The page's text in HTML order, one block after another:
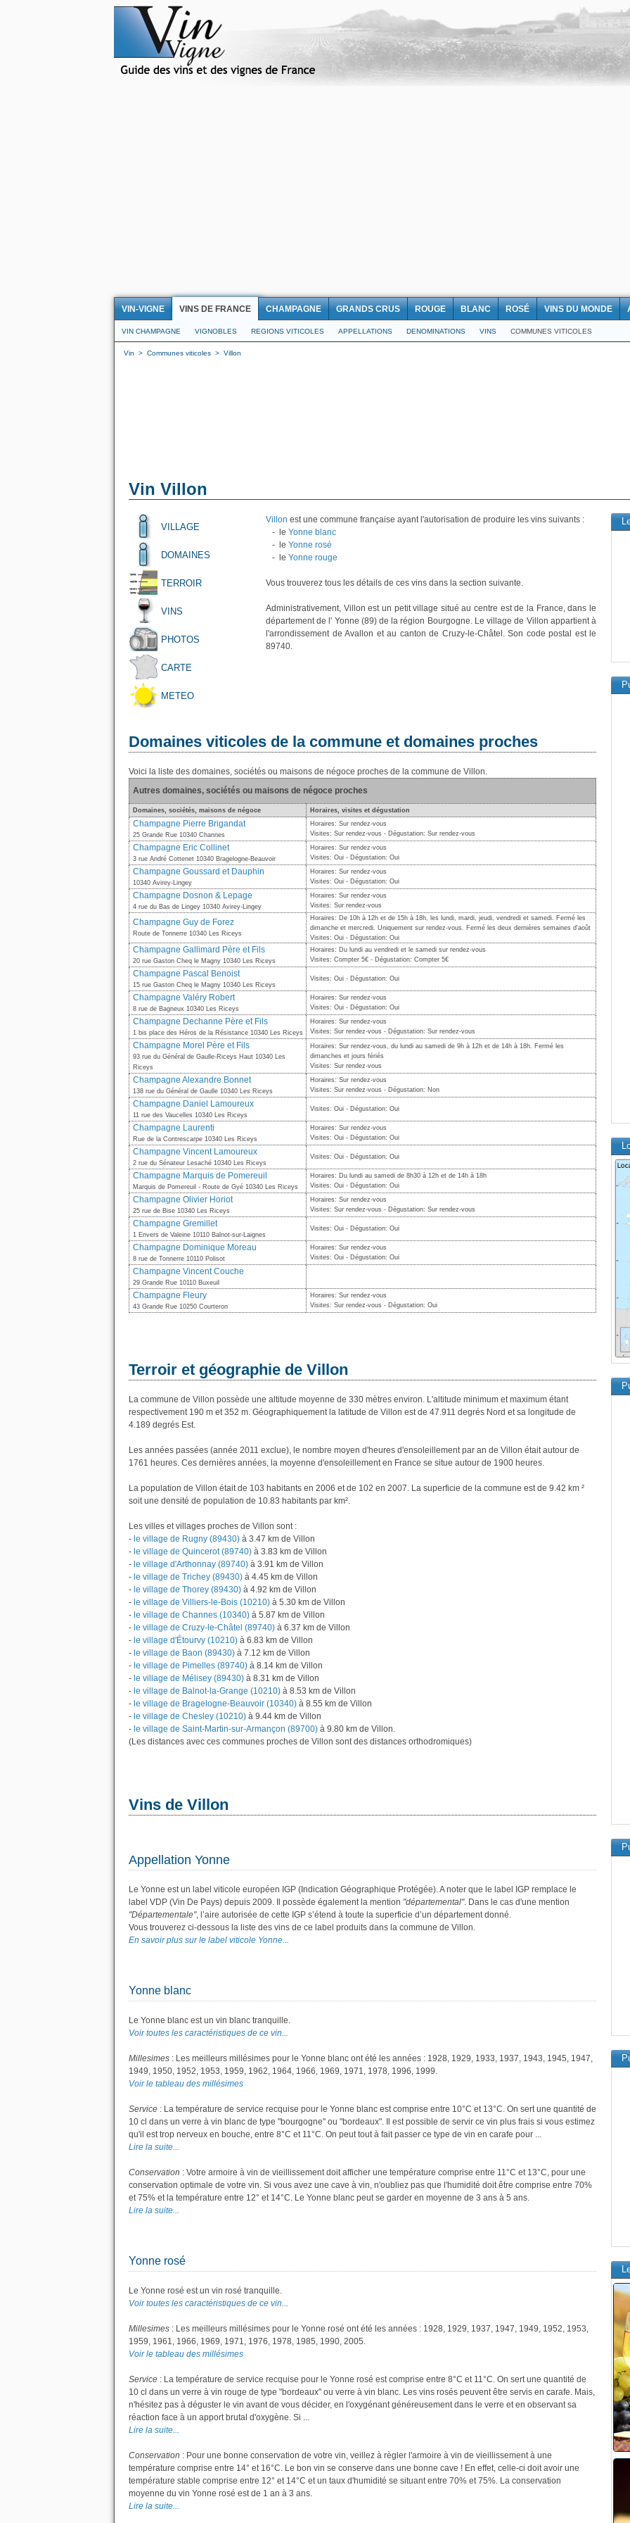
VIN-VIGNE VINS DE FRANCE CHAMPAGNE GRANDS CRUS ROUGE BLANC ROSÉ VINS DU MONDE
VIN CHAMPAGNE VIGNOBLES REGIONS VITICOLES APPELLATIONS DENOMINATIONS VINS COMMUNES VITICOLES
Vin > Communes viticoles > Villon
Vin Villon
VILLAGE
DOMAINES
TERROIR
VINS
PHOTOS
CARTE
METEO
Villon est une commune française ayant l'autorisation de produire les vins suivants :
- le Yonne blanc
- le Yonne rosé
- le Yonne rouge
Vous trouverez tous les détails de ces vins dans la section suivante.
Administrativement, Villon est un petit village situé au centre est de la France, dans le
département de l' Yonne (89) de la région Bourgogne. Le village de Villon appartient à
l'arrondissement de Avallon et au canton de Cruzy-le-Châtel. Son code postal est le
89740.
Domaines viticoles de la commune et domaines proches
Voici la liste des domaines, sociétés ou maisons de négoce proches de la commune de Villon.
Autres domaines, sociétés ou maisons de négoce proches
Domaines, sociétés, maisons de négoce Horaires, visites et dégustation
Champagne Pierre Brigandat
25 Grande Rue 10340 Channes
Horaires: Sur rendez-vous
Visites: Sur rendez-vous - Dégustation: Sur rendez-vous
Champagne Eric Collinet
3 rue André Cottenet 10340 Bragelogne-Beauvoir
Horaires: Sur rendez-vous
Visites: Oui - Dégustation: Oui
Champagne Goussard et Dauphin
10340 Avirey-Lingey
Horaires: Sur rendez-vous
Visites: Oui - Dégustation: Oui
Champagne Dosnon & Lepage
4 rue du Bas de Lingey 10340 Avirey-Lingey
Horaires: Sur rendez-vous
Visites: Sur rendez-vous
Champagne Guy de Forez
Route de Tonnerre 10340 Les Riceys
Horaires: De 10h à 12h et de 15h à 18h, les lundi, mardi, jeudi, vendredi et samedi. Fermé les
dimanche et mercredi. Uniquement sur rendez-vous. Fermé les deux dernières semaines d'août
Visites: Oui - Dégustation: Oui
Champagne Gallimard Père et Fils
20 rue Gaston Cheq le Magny 10340 Les Riceys
Horaires: Du lundi au vendredi et le samedi sur rendez-vous
Visites: Compter 5€ - Dégustation: Compter 5€
Champagne Pascal Benoist
15 rue Gaston Cheq le Magny 10340 Les Riceys
Visites: Oui - Dégustation: Oui
Champagne Valéry Robert
8 rue de Bagneux 10340 Les Riceys
Horaires: Sur rendez-vous
Visites: Oui - Dégustation: Oui
Champagne Dechanne Père et Fils
1 bis place des Héros de la Résistance 10340 Les Riceys
Horaires: Sur rendez-vous
Visites: Sur rendez-vous - Dégustation: Sur rendez-vous
Champagne Morel Père et Fils
93 rue du Général de Gaulle-Riceys Haut 10340 Les
Riceys
Horaires: Sur rendez-vous, du lundi au samedi de 9h à 12h et de 14h à 18h. Fermé les
dimanches et jours fériés
Visites: Sur rendez-vous
Champagne Alexandre Bonnet
138 rue du Général de Gaulle 10340 Les Riceys
Horaires: Sur rendez-vous
Visites: Sur rendez-vous - Dégustation: Non
Champagne Daniel Lamoureux
11 rue des Vaucelles 10340 Les Riceys
Visites: Oui - Dégustation: Oui
Champagne Laurenti
Rue de la Contrescarpe 10340 Les Riceys
Horaires: Sur rendez-vous
Visites: Oui - Dégustation: Oui
Champagne Vincent Lamoureux
2 rue du Sénateur Lesaché 10340 Les Riceys
Visites: Oui - Dégustation: Oui
Champagne Marquis de Pomereuil
Marquis de Pomereuil - Route de Gyé 10340 Les Riceys
Horaires: Du lundi au samedi de 8h30 à 12h et de 14h à 18h
Visites: Oui - Dégustation: Oui
Champagne Olivier Horiot
25 rue de Bise 10340 Les Riceys
Horaires: Sur rendez-vous
Visites: Sur rendez-vous - Dégustation: Sur rendez-vous
Champagne Gremillet
1 Envers de Valeine 10110 Balnot-sur-Laignes
Visites: Oui - Dégustation: Oui
Champagne Dominique Moreau
8 rue de Tonnerre 10110 Polisot
Horaires: Sur rendez-vous
Visites: Oui - Dégustation: Oui
Champagne Vincent Couche
29 Grande Rue 10110 Buxeuil
Champagne Fleury
43 Grande Rue 10250 Courteron
Horaires: Sur rendez-vous
Visites: Sur rendez-vous - Dégustation: Oui
Terroir et géographie de Villon
La commune de Villon possède une altitude moyenne de 330 mètres environ. L'altitude minimum et maximum étant
respectivement 190 m et 352 m. Géographiquement la latitude de Villon est de 47.911 degrés Nord et sa longitude de
4.189 degrés Est.
Les années passées (année 2011 exclue), le nombre moyen d'heures d'ensoleillement par an de Villon était autour de
1761 heures. Ces dernières années, la moyenne d'ensoleillement en France se situe autour de 1900 heures.
La population de Villon était de 103 habitants en 2006 et de 102 en 2007. La superficie de la commune est de 9.42 km ²
soit une densité de population de 10.83 habitants par km².
Les villes et villages proches de Villon sont :
- le village de Rugny (89430) à 3.47 km de Villon
- le village de Quincerot (89740) à 3.83 km de Villon
- le village d'Arthonnay (89740) à 3.91 km de Villon
- le village de Trichey (89430) à 4.45 km de Villon
- le village de Thorey (89430) à 4.92 km de Villon
- le village de Villiers-le-Bois (10210) à 5.30 km de Villon
- le village de Channes (10340) à 5.87 km de Villon
- le village de Cruzy-le-Châtel (89740) à 6.37 km de Villon
- le village d'Étourvy (10210) à 6.83 km de Villon
- le village de Baon (89430) à 7.12 km de Villon
- le village de Pimelles (89740) à 8.14 km de Villon
- le village de Mélisey (89430) à 8.31 km de Villon
- le village de Balnot-la-Grange (10210) à 8.53 km de Villon
- le village de Bragelogne-Beauvoir (10340) à 8.55 km de Villon
- le village de Chesley (10210) à 9.44 km de Villon
- le village de Saint-Martin-sur-Armançon (89700) à 9.80 km de Villon.
(Les distances avec ces communes proches de Villon sont des distances orthodromiques)
Vins de Villon
Appellation Yonne
Le Yonne est un label viticole européen IGP (Indication Géographique Protégée). A noter que le label IGP remplace le
label VDP (Vin De Pays) depuis 2009. Il possède également la mention "départemental". Dans le cas d'une mention
"Départementale", l’aire autorisée de cette IGP s’étend à toute la superficie d’un département donné.
Vous trouverez ci-dessous la liste des vins de ce label produits dans la commune de Villon.
En savoir plus sur le label viticole Yonne...
Yonne blanc
Le Yonne blanc est un vin blanc tranquille.
Voir toutes les caractéristiques de ce vin...
Millesimes : Les meilleurs millésimes pour le Yonne blanc ont été les années : 1928, 1929, 1933, 1937, 1943, 1945, 1947,
1949, 1950, 1952, 1953, 1959, 1962, 1964, 1966, 1969, 1971, 1978, 1996, 1999.
Voir le tableau des millésimes
Service : La température de service recquise pour le Yonne blanc est comprise entre 10°C et 13°C. On sert une quantité de
10 cl dans un verre à vin blanc de type "bourgogne" ou "bordeaux". Il est possible de servir ce vin plus frais si vous estimez
qu'il est trop nerveux en bouche, entre 8°C et 11°C. On peut tout à fait passer ce type de vin en carafe pour ...
Lire la suite...
Conservation : Votre armoire à vin de vieillissement doit afficher une température comprise entre 11°C et 13°C, pour une
conservation optimale de votre vin. Si vous avez une cave à vin, n'oubliez pas que l'humidité doit être comprise entre 70%
et 75% et la température entre 12° et 14°C. Le Yonne blanc peut se garder en moyenne de 3 ans à 5 ans.
Lire la suite...
Yonne rosé
Le Yonne rosé est un vin rosé tranquille.
Voir toutes les caractéristiques de ce vin...
Millesimes : Les meilleurs millésimes pour le Yonne rosé ont été les années : 1928, 1929, 1937, 1947, 1949, 1952, 1953,
1959, 1961, 1966, 1969, 1971, 1976, 1978, 1985, 1990, 2005.
Voir le tableau des millésimes
Service : La température de service recquise pour le Yonne rosé est comprise entre 8°C et 11°C. On sert une quantité de
10 cl dans un verre à vin rouge de type "bordeaux" ou verre à vin blanc. Les vins rosés peuvent être servis en carafe. Mais,
n'hésitez pas à déguster le vin avant de vous décider, en l'oxygénant généreusement dans le verre et en observant sa
réaction face à un apport brutal d'oxygène. Si ...
Lire la suite...
Conservation : Pour une bonne conservation de votre vin, veillez à règler l'armoire à vin de vieillissement à une
température comprise entre 14° et 16°C. Le bon vin se conserve dans une bonne cave ! En effet, celle-ci doit avoir une
température stable comprise entre 12° et 14°C et un taux d'humidité se situant entre 70% et 75%. La conservation
moyenne du vin Yonne rosé est de 1 an à 3 ans.
Lire la suite...